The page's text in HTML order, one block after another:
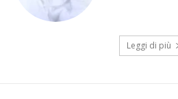
Leggi di più